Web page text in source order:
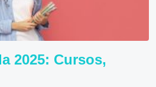
2025: Cursos,